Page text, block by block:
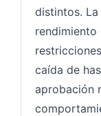
distintos.
rendimiento
caída de
aprobación